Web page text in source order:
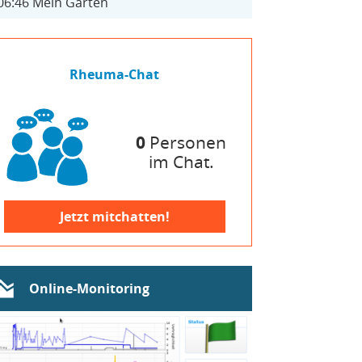
Rheuma-Chat
0 Personen
im Chat.
Jetzt mitchatten!
Online-Monitoring